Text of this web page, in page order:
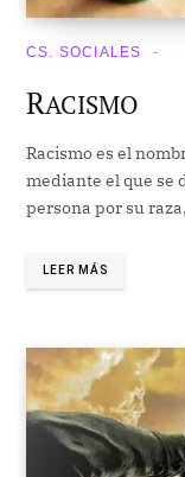
CS. SOCIALES
RACISMO
Racismo es el
mediante el que se
persona por su
LEER MÁS